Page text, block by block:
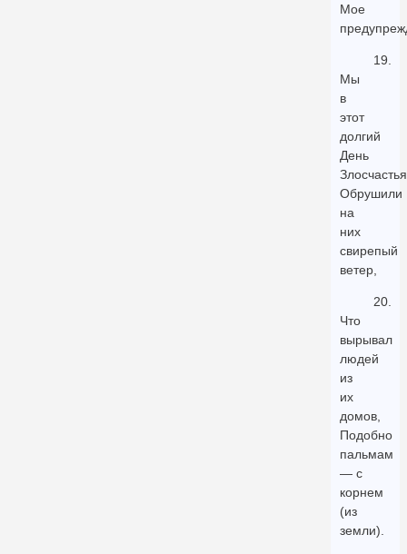
Мое
19.
Мы
в
этот
долгий
День
Злосчастья
Обрушили
на
них
свирепый
ветер,
20.
Что
вырывал
людей
из
их
домов,
Подобно
пальмам
— с
корнем
(из
земли).